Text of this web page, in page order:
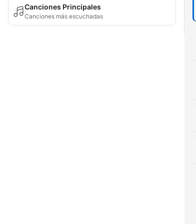
Canciones Principales
Canciones más escuchadas